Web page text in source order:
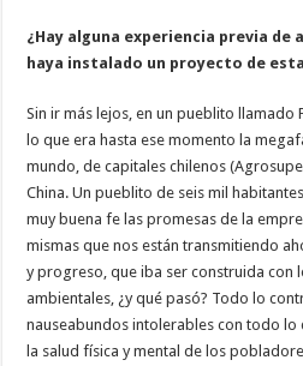
¿Hay alguna experiencia previa de
haya instalado un proyecto de
Sin ir más lejos, en un pueblito llamado
lo que era hasta ese momento la
mundo, de capitales chilenos
China. Un pueblito de seis mil
muy buena fe las promesas de la
mismas que nos están transmitiendo
y progreso, que iba ser construida con
ambientales, ¿y qué pasó? Todo lo
nauseabundos intolerables con todo
la salud física y mental de los